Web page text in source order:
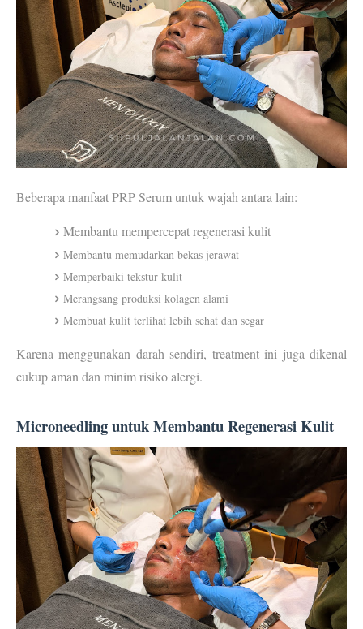
Beberapa manfaat PRP Serum untuk wajah antara lain:
Membantu mempercepat regenerasi kulit
Membantu memudarkan bekas jerawat
Memperbaiki tekstur kulit
Merangsang produksi kolagen alami
Membuat kulit terlihat lebih sehat dan segar
Karena menggunakan darah sendiri, treatment ini juga dikenal
cukup aman dan minim risiko alergi.
Microneedling untuk Membantu Regenerasi Kulit